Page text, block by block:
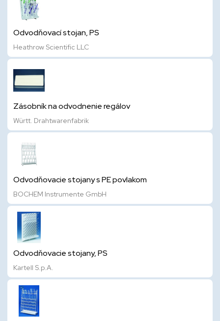
Odvodňovací stojan, PS
Heathrow Scientific LLC
Zásobník na odvodnenie regálov
Württ. Drahtwarenfabrik
Odvodňovacie stojany s PE povlakom
BOCHEM Instrumente GmbH
Odvodňovacie stojany, PS
Kartell S.p.A.